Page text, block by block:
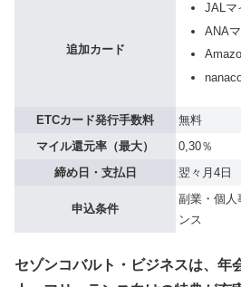
追加カード
JALマ
ANA
ETCカード発行手数料
無料
マイル還元率（最大）
0,30％
締め日・支払日
翌々月4日
申込条件
副業・個人
ンス
セゾンコバルト・ビジネスは、年